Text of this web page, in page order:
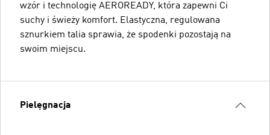
wzór i technologię AEROREADY, która zapewni Ci
suchy i świeży komfort. Elastyczna, regulowana
sznurkiem talia sprawia, że spodenki pozostają na
swoim miejscu.
Pielęgnacja